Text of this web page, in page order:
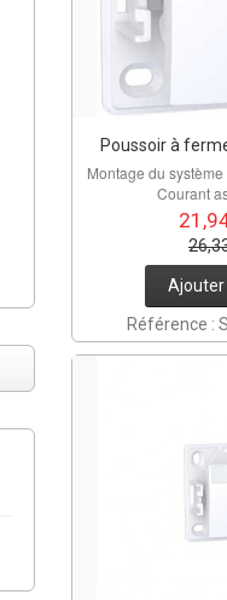
Poussoir à
Montage du
Courant
Ajouter
Référence :